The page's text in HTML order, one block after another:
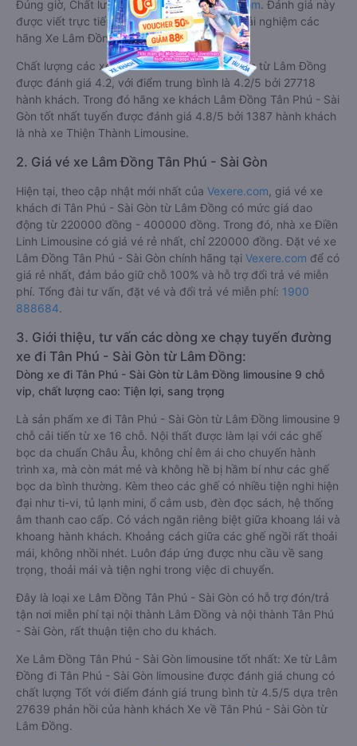
Đúng giờ, Chất lượng phục vụ trênVexere.com. Đánh giá này
được viết trực tiếp bởi các khách hàng đã trải nghiệm các
hãng Xe Lâm Đồng đi Tân Phú - Sài Gòn.
Chất lượng các xe khách đi Tân Phú - Sài Gòn từ Lâm Đồng
được đánh giá 4.2, với điểm trung bình là 4.2/5 bởi 27718
hành khách. Trong đó hãng xe khách Lâm Đồng Tân Phú - Sài
Gòn tốt nhất tuyến được đánh giá 4.8/5 bởi 1387 hành khách
là nhà xe Thiện Thành Limousine.
2. Giá vé xe Lâm Đồng Tân Phú - Sài Gòn
Hiện tại, theo cập nhật mới nhất của Vexere.com , giá vé xe
khách đi Tân Phú - Sài Gòn từ Lâm Đồng có mức giá dao
động từ 220000 đồng - 400000 đồng. Trong đó, nhà xe Điền
Linh Limousine có giá vé rẻ nhất, chỉ 220000 đồng. Đặt vé xe
Lâm Đồng Tân Phú - Sài Gòn chính hãng tại Vexere.com để có
giá rẻ nhất, đảm bảo giữ chỗ 100% và hỗ trợ đổi trả vé miễn
phí. Tổng đài tư vấn, đặt vé và đổi trả vé miễn phí: 1900
888684.
3. Giới thiệu, tư vấn các dòng xe chạy tuyến đường
xe đi Tân Phú - Sài Gòn từ Lâm Đồng:
Dòng xe đi Tân Phú - Sài Gòn từ Lâm Đồng limousine 9 chỗ
vip, chất lượng cao: Tiện lợi, sang trọng
Là sản phẩm xe đi Tân Phú - Sài Gòn từ Lâm Đồng limousine 9
chỗ cải tiến từ xe 16 chỗ. Nội thất được làm lại với các ghế
bọc da chuẩn Châu Âu, không chỉ êm ái cho chuyến hành
trình xa, mà còn mát mẻ và không hề bị hầm bí như các ghế
bọc da bình thường. Kèm theo các ghế có nhiều tiện nghi hiện
đại như ti-vi, tủ lạnh mini, ổ cắm usb, đèn đọc sách, hệ thống
âm thanh cao cấp. Có vách ngăn riêng biệt giữa khoang lái và
khoang hành khách. Khoảng cách giữa các ghế ngồi rất thoải
mái, không nhồi nhét. Luôn đáp ứng được nhu cầu về sang
trọng, thoải mái và tiện nghi trong việc di chuyển.
Đây là loại xe Lâm Đồng Tân Phú - Sài Gòn có hỗ trợ đón/trả
tận nơi miễn phí tại nội thành Lâm Đồng và nội thành Tân Phú
- Sài Gòn, rất thuận tiện cho du khách.
Xe Lâm Đồng Tân Phú - Sài Gòn limousine tốt nhất: Xe từ Lâm
Đồng đi Tân Phú - Sài Gòn limousine được đánh giá chung có
chất lượng Tốt với điểm đánh giá trung bình từ 4.5/5 dựa trên
27639 phản hồi của hành khách Xe về Tân Phú - Sài Gòn từ
Lâm Đồng.